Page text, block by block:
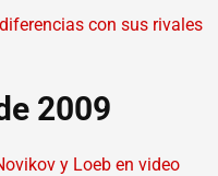
con sus rivales
2009
y Loeb en video